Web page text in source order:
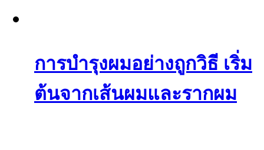
การบำรุงผมอย่างถูกวิธี เริ่ม
ต้นจากเส้นผมและรากผม